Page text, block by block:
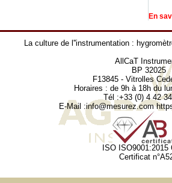
En
La culture de l''instrumentation :
AllCaT
BP 32025
F13845 - Vitrolles
Horaires : de 9h à 18h du
Tél :+33 (0) 4 42
E-Mail :info@mesurez.com
ISO ISO9001:2015
Certificat